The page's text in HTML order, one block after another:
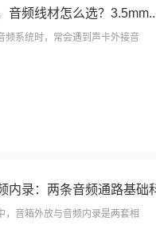
音频线材怎么选？
频系统时，常会遇到声卡外接音
内录：两条音频通路基础
，音箱外放与音频内录是两套相